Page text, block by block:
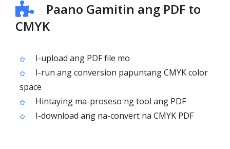
Paano Gamitin ang PDF to
CMYK
I-upload ang PDF file mo
I-run ang conversion papuntang CMYK color
space
Hintaying ma-proseso ng tool ang PDF
I-download ang na-convert na CMYK PDF